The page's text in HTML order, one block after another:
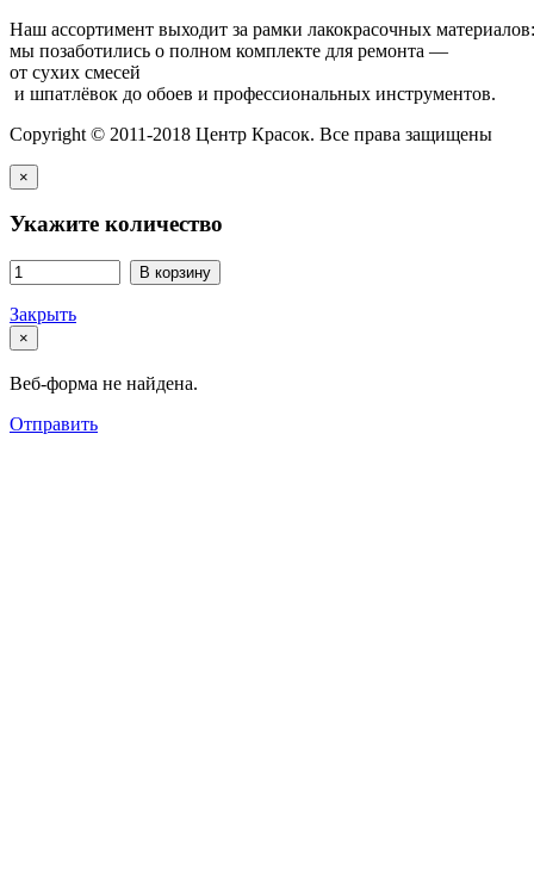
Наш ассортимент выходит за рамки лакокрасочных
мы позаботились о полном комплекте для ремонта —
от сухих смесей
и шпатлёвок до обоев и профессиональных инструментов.
Copyright © 2011-2018 Центр Красок. Все права защищены
×
Укажите количество
В корзину
Закрыть
×
Веб-форма не найдена.
Отправить